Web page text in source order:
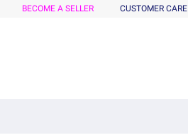
BECOME A SELLER CUSTOMER CARE